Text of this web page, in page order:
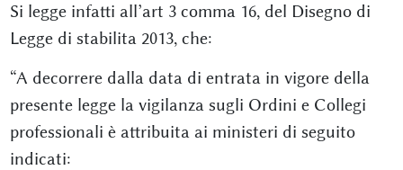
Si legge infatti all’art 3 comma 16, del Disegno di
Legge di stabilita 2013, che:
“A decorrere dalla data di entrata in vigore della
presente legge la vigilanza sugli Ordini e Collegi
professionali è attribuita ai ministeri di seguito
indicati: